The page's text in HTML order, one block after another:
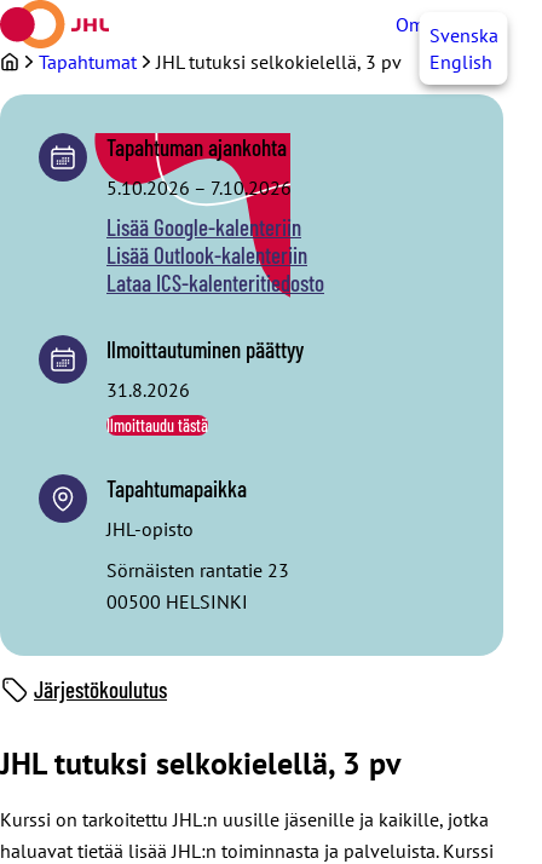
Siirry
sisältöön
OmaJHLSvenska
English
Tapahtumat JHL tutuksi selkokielellä, 3 pv
JHL tutuksi selkokielellä, 3 pv
Kurssi on tarkoitettu JHL:n uusille jäsenille ja kaikille, jotka
haluavat tietää lisää JHL:n toiminnasta ja palveluista. Kurssi
Tapahtuman ajankohta
5.10.2026 – 7.10.2026
Lisää Google-kalenteriin
Lisää Outlook-kalenteriin
Lataa ICS-kalenteritiedosto
Ilmoittautuminen päättyy
31.8.2026
Ilmoittaudu tästä
Tapahtumapaikka
JHL-opisto
Sörnäisten rantatie 23
00500 HELSINKI
Järjestökoulutus